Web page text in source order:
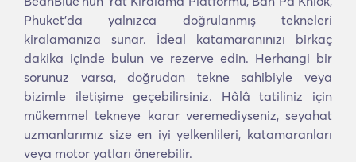
Phuket'da yalnızca doğrulanmış tekneleri
kiralamanıza sunar. İdeal katamaranınızı birkaç
dakika içinde bulun ve rezerve edin. Herhangi bir
sorunuz varsa, doğrudan tekne sahibiyle veya
bizimle iletişime geçebilirsiniz. Hâlâ tatiliniz için
mükemmel tekneye karar veremediyseniz, seyahat
uzmanlarımız size en iyi yelkenlileri, katamaranları
veya motor yatları önerebilir.